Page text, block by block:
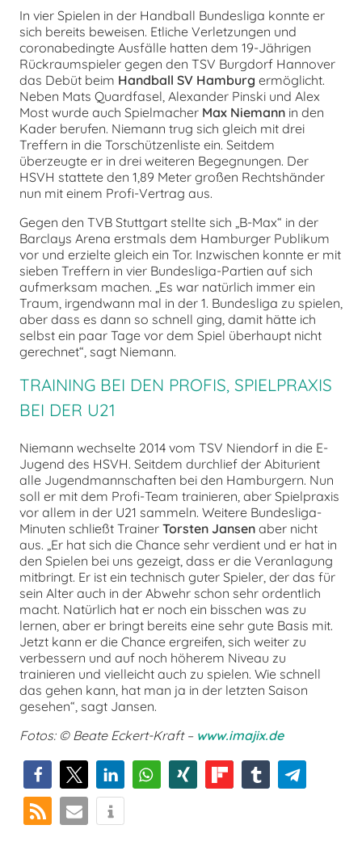
In vier Spielen in der Handball Bundesliga konnte er
sich bereits beweisen. Etliche Verletzungen und
coronabedingte Ausfälle hatten dem 19-Jährigen
Rückraumspieler gegen den TSV Burgdorf Hannover
das Debüt beim Handball SV Hamburg ermöglicht.
Neben Mats Quardfasel, Alexander Pinski und Alex
Most wurde auch Spielmacher Max Niemann in den
Kader berufen. Niemann trug sich gleich mit drei
Treffern in die Torschützenliste ein. Seitdem
überzeugte er in drei weiteren Begegnungen. Der
HSVH stattete den 1,89 Meter großen Rechtshänder
nun mit einem Profi-Vertrag aus.
Gegen den TVB Stuttgart stellte sich „B-Max“ in der
Barclays Arena erstmals dem Hamburger Publikum
vor und erzielte gleich ein Tor. Inzwischen konnte er mit
sieben Treffern in vier Bundesliga-Partien auf sich
aufmerksam machen. „Es war natürlich immer ein
Traum, irgendwann mal in der 1. Bundesliga zu spielen,
aber dass es dann so schnell ging, damit hätte ich
selbst ein paar Tage vor dem Spiel überhaupt nicht
gerechnet“, sagt Niemann.
TRAINING BEI DEN PROFIS, SPIELPRAXIS
BEI DER U21
Niemann wechselte 2014 vom TSV Niendorf in die E-
Jugend des HSVH. Seitdem durchlief der Abiturient
alle Jugendmannschaften bei den Hamburgern. Nun
soll er mit dem Profi-Team trainieren, aber Spielpraxis
vor allem in der U21 sammeln. Weitere Bundesliga-
Minuten schließt Trainer Torsten Jansen aber nicht
aus. „Er hat sich die Chance sehr verdient und er hat in
den Spielen bei uns gezeigt, dass er die Veranlagung
mitbringt. Er ist ein technisch guter Spieler, der das für
sein Alter auch in der Abwehr schon sehr ordentlich
macht. Natürlich hat er noch ein bisschen was zu
lernen, aber er bringt bereits eine sehr gute Basis mit.
Jetzt kann er die Chance ergreifen, sich weiter zu
verbessern und auf noch höherem Niveau zu
trainieren und vielleicht auch zu spielen. Wie schnell
das gehen kann, hat man ja in der letzten Saison
gesehen“, sagt Jansen.
Fotos: © Beate Eckert-Kraft – www.imajix.de